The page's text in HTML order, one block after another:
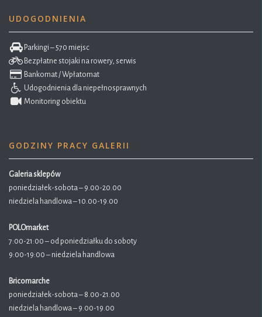
UDOGODNIENIA
Parkingi – 570 miejsc
Bezpłatne stojaki na rowery, serwis
Bankomat / Wpłatomat
Udogodnienia dla niepełnosprawnych
Monitoring obiektu
GODZINY PRACY GALERII
Galeria sklepów
poniedziałek-sobota – 9.00-20.00
niedziela handlowa – 10.00-19.00
POLOmarket
7:00-21:00 – od poniedziałku do soboty
9:00-19:00 – niedziela handlowa
Bricomarche
poniedziałek-sobota – 8.00-21.00
niedziela handlowa – 9.00-19.00